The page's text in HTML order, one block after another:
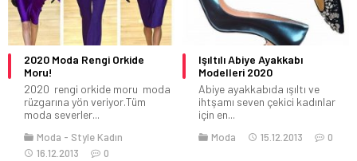
2020 Moda Rengi Orkide
Moru!
2020 rengi orkide moru moda
rüzgarına yön veriyor.Tüm
moda severler...
Moda
Style Kadın
16.12.2013
0
Işıltılı Abiye Ayakkabı
Modelleri 2020
Abiye ayakkabıda ışıltı ve
ihtşamı seven çekici kadınlar
için en...
Moda 15.12.2013 0